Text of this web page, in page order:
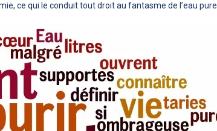
ce qui le conduit tout droit au fantasme de l’eau pure.